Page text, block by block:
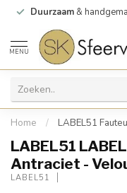
Duurzaam &
MENU
Home / LABEL51
LABEL51
Antraciet -
LABEL51